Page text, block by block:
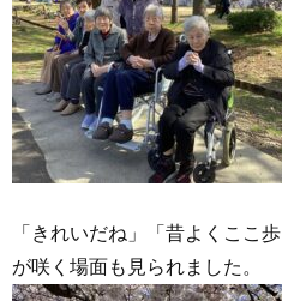
「きれいだね」「昔よくここ
が咲く場面も見られました。